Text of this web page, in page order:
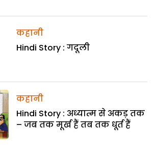
कहानी
Hindi Story : गदूली
कहानी
Hindi Story : अध्यात्म से अकड़ तक
– जब तक मूर्ख हैं तब तक धूर्त हैं